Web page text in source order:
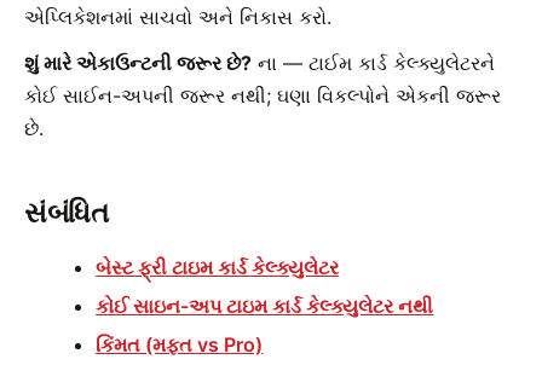
એપ્લિકેશનમાં સાચવો અને નિકાસ કરો.
શું મારે એકાઉન્ટની જરૂર છે? ના — ટાઈમ કાર્ડ કેલ્ક્યુલેટરને
કોઈ સાઈન-અપની જરૂર નથી; ઘણા વિકલ્પોને એકની જરૂર
છે.
સંબંધિત
બેસ્ટ ફ્રી ટાઇમ કાર્ડ કેલ્ક્યુલેટર
કોઈ સાઇન-અપ ટાઇમ કાર્ડ કેલ્ક્યુલેટર નથી
કિંમત (મફત vs Pro)